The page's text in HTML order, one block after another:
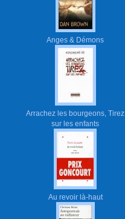
Anges & Démons
Arrachez les bourgeons, Tirez
sur les enfants
Au revoir là-haut